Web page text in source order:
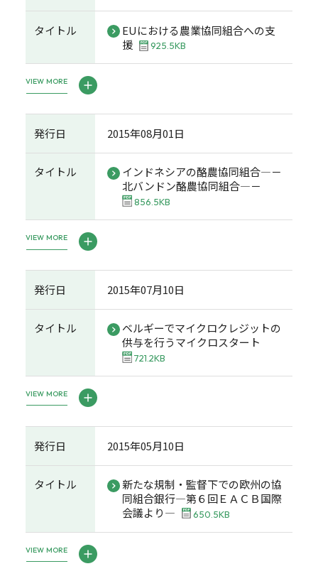
タイトル
EUにおける農業協同組合への支
援
925.5KB
VIEW MORE
発行日 2015年08月01日
タイトル
インドネシアの酪農協同組合―－
北バンドン酪農協同組合―－
856.5KB
VIEW MORE
発行日 2015年07月10日
タイトル
ベルギーでマイクロクレジットの
供与を行うマイクロスタート
721.2KB
VIEW MORE
発行日 2015年05月10日
タイトル
新たな規制・監督下での欧州の協
同組合銀行―第６回ＥＡＣＢ国際
会議より―
650.5KB
VIEW MORE